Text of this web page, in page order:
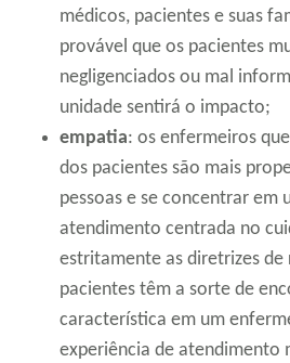
médicos, pacientes e suas
provável que os pacientes
negligenciados ou mal
unidade sentirá o impacto;
empatia: os enfermeiros
dos pacientes são mais
pessoas e se concentrar em
atendimento centrada no
estritamente as diretrizes
pacientes têm a sorte de
característica em um
experiência de atendimento